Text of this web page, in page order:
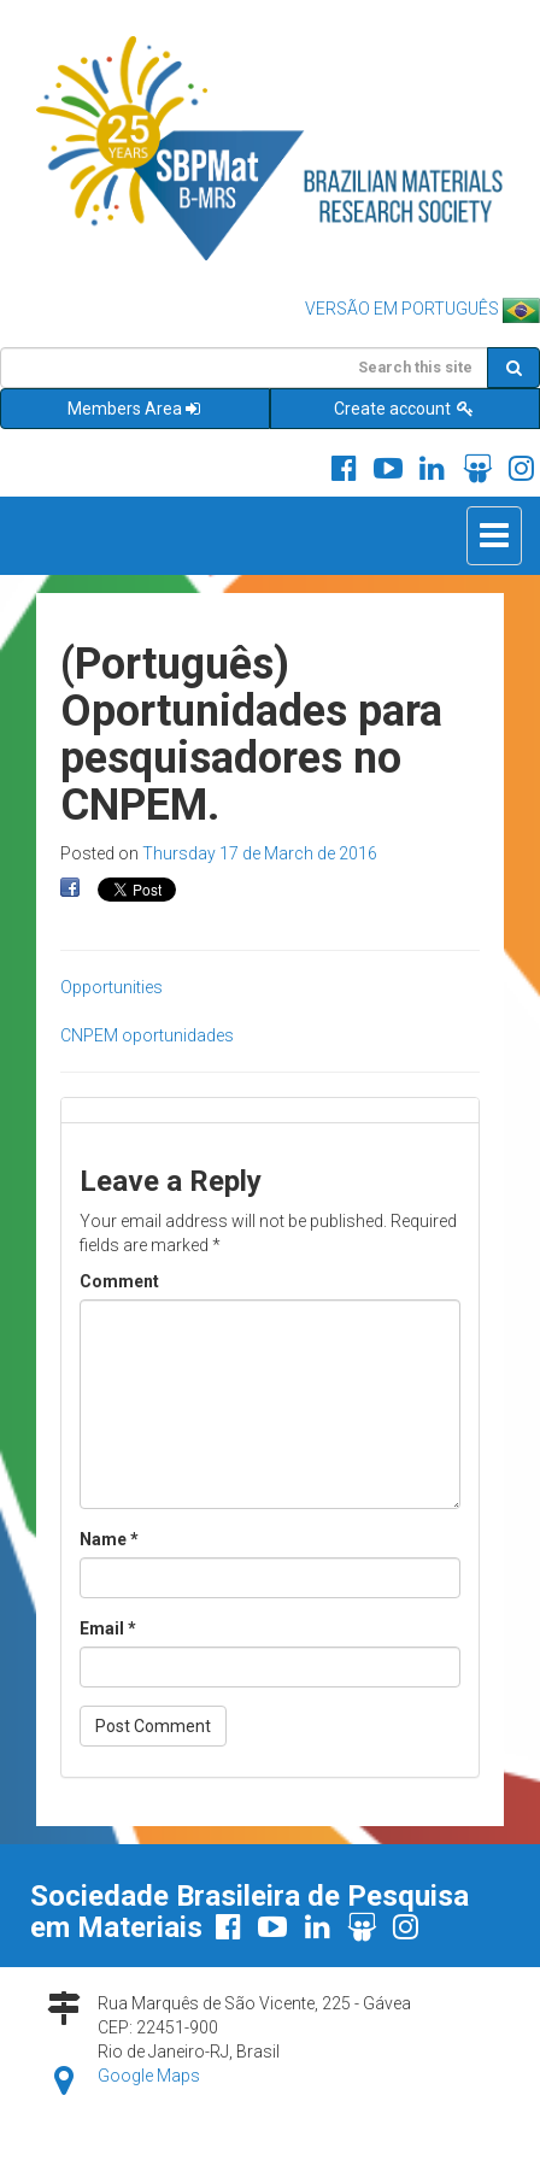
VERSÃO EM PORTUGUÊS
Members Area Create account
Toggle
(Português)
Oportunidades para
pesquisadores no
CNPEM.
Posted on Thursday 17 de March de 2016
Opportunities
CNPEM oportunidades
Leave a Reply
Your email address will not be published. Required
fields are marked *
Comment
Name*
Email *
Sociedade Brasileira de Pesquisa
em Materiais
Rua Marquês de São Vicente, 225 - Gávea
CEP: 22451-900
Rio de Janeiro-RJ, Brasil
Google Maps